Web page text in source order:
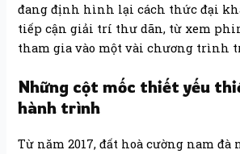
đang định hình lại cách thức đại
tiếp cận giải trí thư dãn, từ xem
tham gia vào một vài chương trình
Những cột mốc thiết yếu
hành trình
Từ năm 2017, đất hoà cường nam